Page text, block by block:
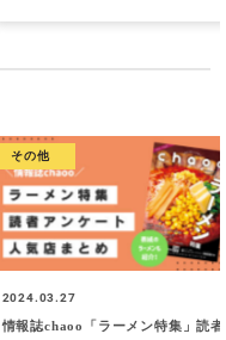
その他
2024.03.27
情報誌chaoo「ラーメン特集」読者